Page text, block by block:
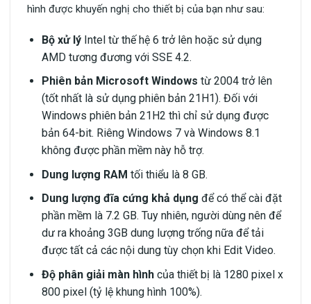
hình được khuyến nghị cho thiết bị của bạn như sau:
Bộ xử lýIntel từ thế hệ 6 trở lên hoặc sử dụng
AMD tương đương với SSE 4.2.
Phiên bản Microsoft Windows từ 2004 trở lên
(tốt nhất là sử dụng phiên bản 21H1). Đối với
Windows phiên bản 21H2 thì chỉ sử dụng được
bản 64-bit. Riêng Windows 7 và Windows 8.1
không được phần mềm này hỗ trợ.
Dung lượng RAM tối thiểu là 8 GB.
Dung lượng đĩa cứng khả dụng để có thể cài đặt
phần mềm là 7.2 GB. Tuy nhiên, người dùng nên để
dư ra khoảng 3GB dung lượng trống nữa để tải
được tất cả các nội dung tùy chọn khi Edit Video.
Độ phân giải màn hìnhcủa thiết bị là 1280 pixel x
800 pixel (tỷ lệ khung hình 100%).